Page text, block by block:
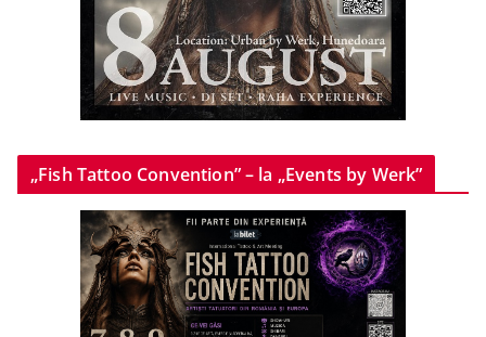
„Fish Tattoo Convention” – la „Events by Werk”